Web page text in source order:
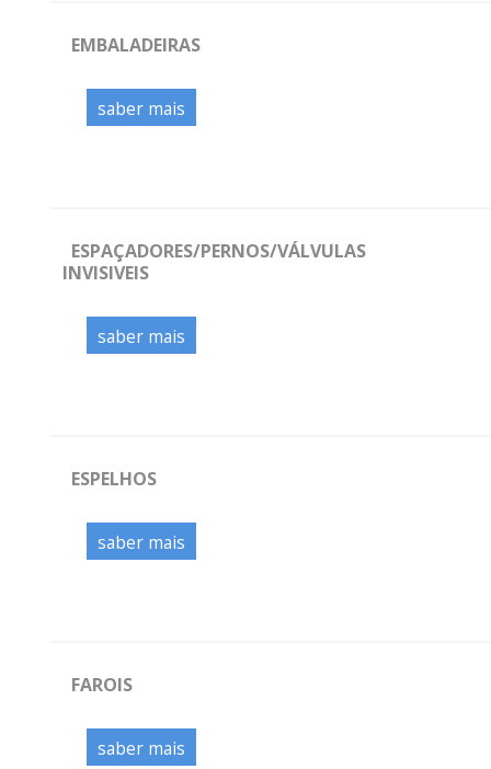
EMBALADEIRAS
saber mais
ESPAÇADORES/PERNOS/VÁLVULAS
INVISIVEIS
saber mais
ESPELHOS
saber mais
FAROIS
saber mais